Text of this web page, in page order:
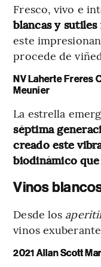
Fresco, vivo e
blancas y
este
procede de
NV Laherte Freres
Meunier
La estrella
séptima
creado este
biodinámico
Vinos
Desde los
vinos
2021 Allan Scott